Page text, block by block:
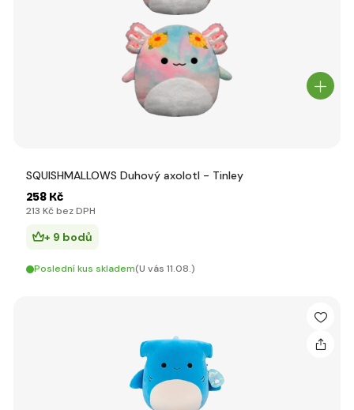
SQUISHMALLOWS Duhový axolotl - Tinley
258 Kč
213 Kč bez DPH
+ 9 bodů
Poslední kus skladem(U vás 11.08.)